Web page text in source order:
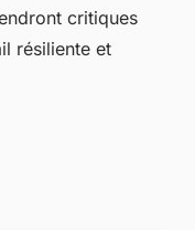
critiques
résiliente et